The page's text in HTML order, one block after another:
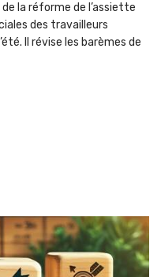
la réforme de l’assiette
des travailleurs
Il révise les barèmes de